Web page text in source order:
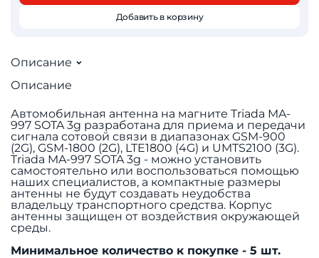
Добавить в корзину
Описание
Описание
Автомобильная антенна на магните Triada MA-
997 SOTA 3g разработана для приема и передачи
сигнала сотовой связи в диапазонах GSM-900
(2G), GSM-1800 (2G), LTE1800 (4G) и UMTS2100 (3G).
Triada MA-997 SOTA 3g - можно установить
самостоятельно или воспользоваться помощью
наших специалистов, а компактные размеры
антенны не будут создавать неудобства
владельцу транспортного средства. Корпус
антенны защищен от воздействия окружающей
среды.
Минимальное количество к покупке - 5 шт.